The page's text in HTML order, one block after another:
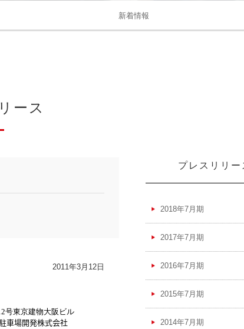
新着情報
ース
2011年3月12日
号東京建物大阪ビル
車場開発株式会社
プレスリリー
2018年7月期
2017年7月期
2016年7月期
2015年7月期
2014年7月期